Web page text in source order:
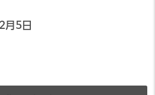
月5日